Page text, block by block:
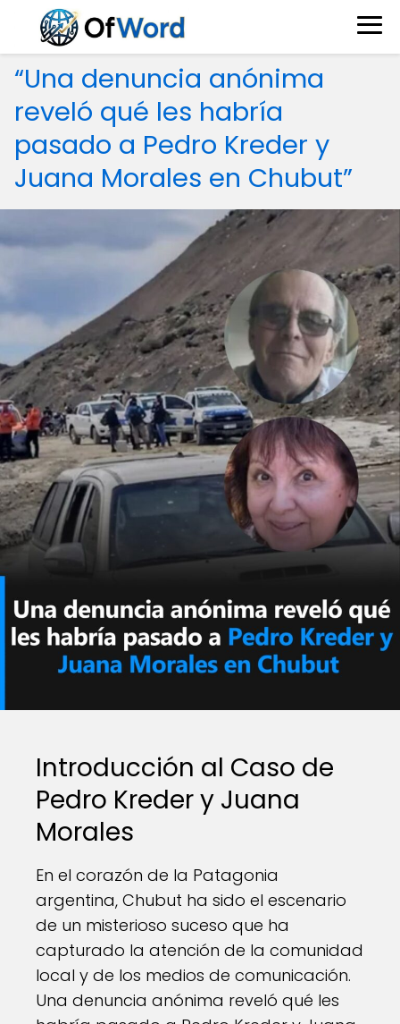
“Una denuncia anónima
reveló qué les habría
pasado a Pedro Kreder y
Juana Morales en Chubut”
Introducción al Caso de
Pedro Kreder y Juana
Morales
En el corazón de la Patagonia
argentina, Chubut ha sido el escenario
de un misterioso suceso que ha
capturado la atención de la comunidad
local y de los medios de comunicación.
Una denuncia anónima reveló qué les